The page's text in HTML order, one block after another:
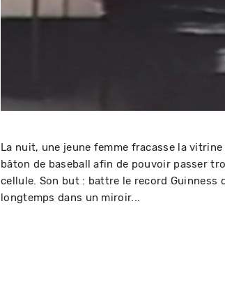
La nuit, une jeune femme fracasse la
bâton de baseball afin de pouvoir passer
cellule. Son but : battre le record Guinness
longtemps dans un miroir...